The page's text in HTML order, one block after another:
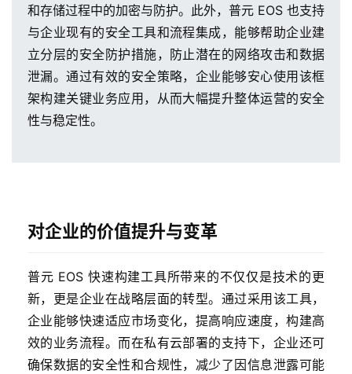
和存储过程中的加密与防护。此外，普元 EOS 也支持
与企业现有的安全工具和流程集成，能够帮助企业建
立分层的安全防护措施，防止潜在的网络攻击和数据
泄漏。通过有效的安全策略，企业能够安心使用该框
架构建关键业务应用，从而大幅提升整体运营的安全
性与稳定性。
对企业的价值提升与变革
普元 EOS 快速构建工具所带来的不仅仅是技术的更
新，更是企业在战略层面的转型。通过采用该工具，
企业能够快速适应市场变化，提高响应速度，构建高
效的业务流程。而在私有云部署的支持下，企业还可
确保数据的安全性和合规性，减少了因信息泄露可能